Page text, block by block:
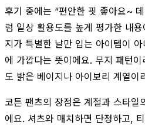
후기 중에는 “편안한 핏 좋아요~
럼 일상 활용도를 높게 평가한 내
지가 특별한 날만 입는 아이템이
에 가깝다는 뜻이에요. 무지 패턴
도 밝은 베이지나 아이보리 계열이
코튼 팬츠의 장점은 계절과 스타일
에요. 셔츠와 매치하면 단정하고,